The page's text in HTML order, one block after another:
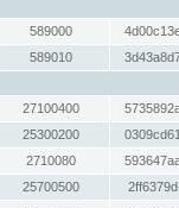
589000
589010
27100400
25300200
2710080
25700500